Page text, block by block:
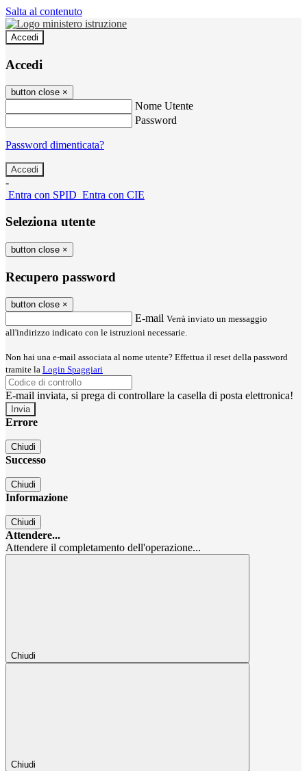
Salta al contenuto
Accedi
Accedi
button close ×
Nome Utente
Password
Password dimenticata?
-
Entra con SPID Entra con CIE
Seleziona utente
button close ×
Recupero password
button close ×
E-mail Verrà inviato un messaggio
all'indirizzo indicato con le istruzioni necessarie.
Non hai una e-mail associata al nome utente? Effettua il reset della password
tramite la Login Spaggiari
E-mail inviata, si prega di controllare la casella di posta elettronica!
Errore
Chiudi
Successo
Chiudi
Informazione
Chiudi
Attendere...
Attendere il completamento dell'operazione...
Chiudi
Chiudi